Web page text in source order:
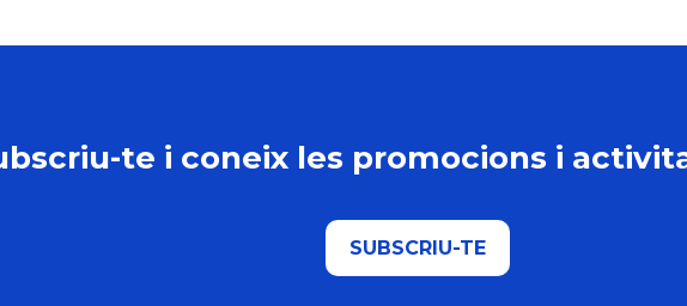
te i coneix les promocions i
SUBSCRIU-TE